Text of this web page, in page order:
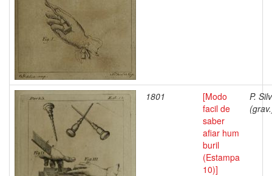
1801
[Modo
facil de
saber
afiar hum
buril
(Estampa
10)]
P.